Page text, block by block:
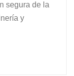
segura de la
y